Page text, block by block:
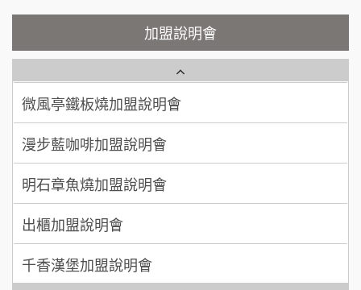
呂 先生/小姐 新竹市
顏 先生/小姐 台北市
加盟預算
廖 先生/小姐
加盟預算
微風亭鐵板燒加盟說明會
【曉妍美妝】誠徵行政櫃檯
自助洗衣店誠徵代洗收送人員(台中市)
MUSHEN徵SPA美容芳療師
日十。早午食加盟說明會
拾鑶火鍋加盟說明會
加盟說明會
鬍子茶加盟說明會
鮮茶道加盟說明會
微風亭鐵板燒加盟說明會
漫步藍咖啡加盟說明會
明石章魚燒加盟說明會
出櫃加盟說明會
千香漢堡加盟說明會